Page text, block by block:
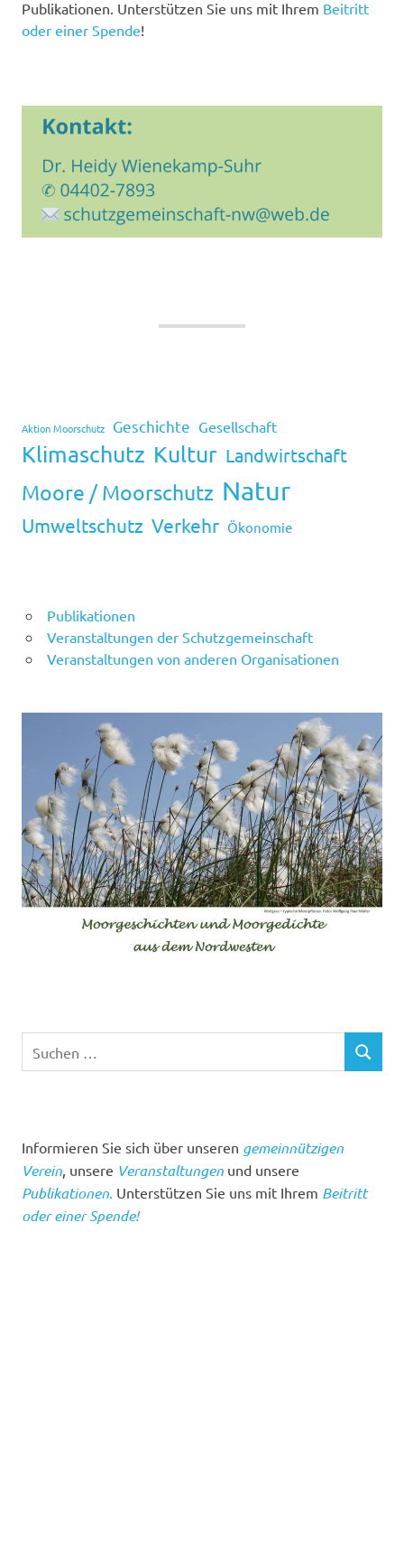
Publikationen. Unterstützen Sie uns mit Ihrem Beitritt
oder einer Spende!
Aktion Moorschutz Geschichte Gesellschaft
Klimaschutz Kultur Landwirtschaft
Moore / Moorschutz Natur
Umweltschutz Verkehr Ökonomie
Publikationen
Veranstaltungen der Schutzgemeinschaft
Veranstaltungen von anderen Organisationen
nach:
SUCHEN
Informieren Sie sich über unseren gemeinnützigen
Verein , unsere Veranstaltungen und unsere
Publikationen Unterstützen Sie uns mit Ihrem Beitritt
oder einer Spende!